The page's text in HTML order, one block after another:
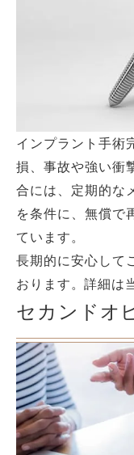
インプラント手術
損、事故や強い衝
合には、定期的な
を条件に、無償で
ています。
長期的に安心して
おります。詳細は
セカンドオ